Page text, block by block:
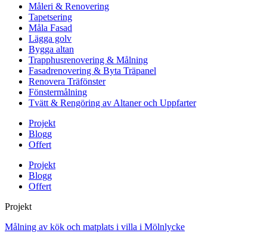
Måleri & Renovering
Tapetsering
Måla Fasad
Lägga golv
Bygga altan
Trapphusrenovering & Målning
Fasadrenovering & Byta Träpanel
Renovera Träfönster
Fönstermålning
Tvätt & Rengöring av Altaner och Uppfarter
Projekt
Blogg
Offert
Projekt
Blogg
Offert
Projekt
Målning av kök och matplats i villa i Mölnlycke